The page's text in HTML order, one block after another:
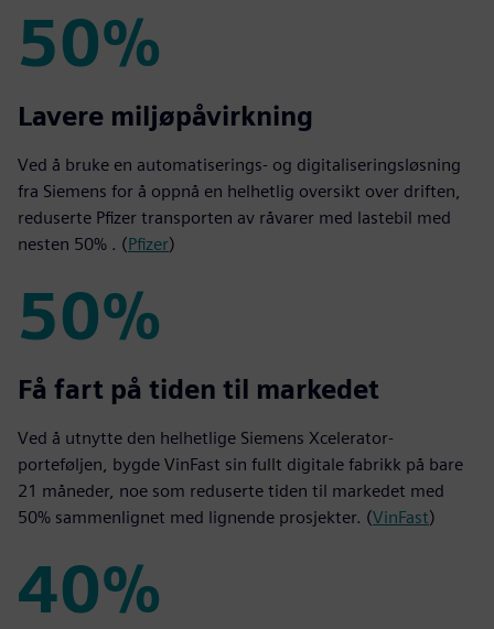
50%
50%
Lavere miljøpåvirkning
Ved å bruke en automatiserings- og digitaliseringsløsning
fra Siemens for å oppnå en helhetlig oversikt over driften,
reduserte Pfizer transporten av råvarer med lastebil med
nesten 50% . (Pfizer)
50%
50%
Få fart på tiden til markedet
Ved å utnytte den helhetlige Siemens Xcelerator-
porteføljen, bygde VinFast sin fullt digitale fabrikk på bare
21 måneder, noe som reduserte tiden til markedet med
50% sammenlignet med lignende prosjekter. (VinFast)
40%